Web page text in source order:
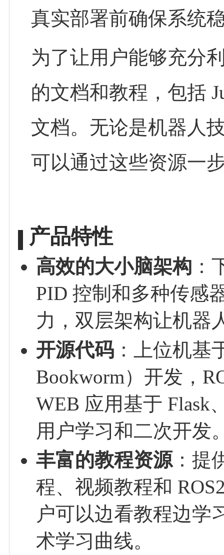
真实部署前确保系统
为了让用户能够充分
的文档和教程，包括
文档。无论是机器人
可以通过这些资源一
产品特性
高效的大小脑架构 ：
PID 控制和多种传感
力，双层架构让机器
开源代码：上位机基
Bookworm）开发，
WEB 应用基于 Flask
用户学习和二次开发
丰富的教程资源：提
程、视频教程和
户可以边看教程边学
术学习曲线。